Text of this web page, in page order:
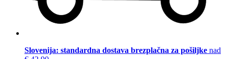
Slovenija: standardna dostava brezplačna za pošiljke nad